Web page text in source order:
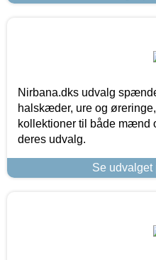
Nirbana.dks udvalg
halskæder, ure og
kollektioner til både mænd
deres udvalg.
Se udvalget